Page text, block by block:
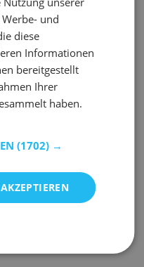
und
diese
Informationen
bereitgestellt
Ihrer
haben.
(1702) →